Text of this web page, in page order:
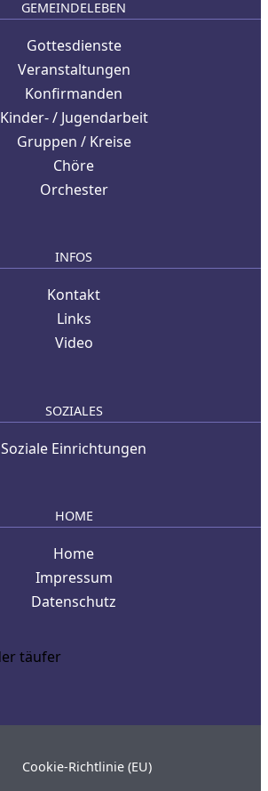
GEMEINDELEBEN
Gottesdienste
Veranstaltungen
Konfirmanden
Kinder- / Jugendarbeit
Gruppen / Kreise
Chöre
Orchester
INFOS
Kontakt
Links
Video
SOZIALES
Soziale Einrichtungen
HOME
Home
Impressum
Datenschutz
Cookie-Richtlinie (EU)